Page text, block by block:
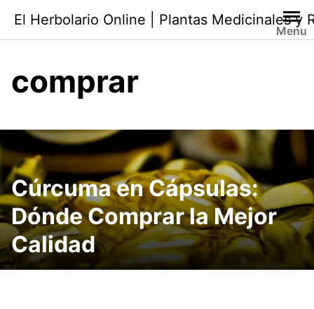
contenido
El Herbolario Online | Plantas Medicinales y
Menu
comprar
Cúrcuma en Cápsulas:
Dónde Comprar la Mejor
Calidad